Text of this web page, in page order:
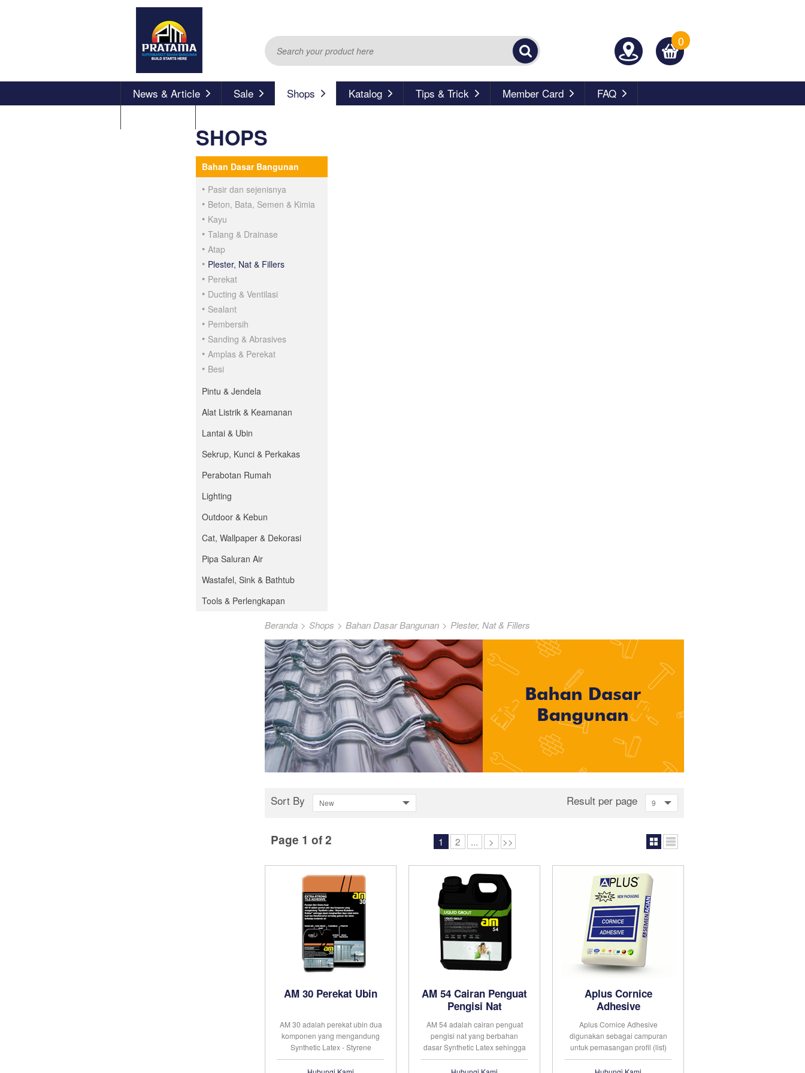
0
News & Article Sale Shops Katalog Tips & Trick Member Card
FAQ
SHOPS
Bahan Dasar Bangunan
Pasir dan sejenisnya
Beton, Bata, Semen & Kimia
Kayu
Talang & Drainase
Atap
Plester, Nat & Fillers
Perekat
Ducting & Ventilasi
Sealant
Pembersih
Sanding & Abrasives
Amplas & Perekat
Besi
Pintu & Jendela
Alat Listrik & Keamanan
Lantai & Ubin
Sekrup, Kunci & Perkakas
Perabotan Rumah
Lighting
Outdoor & Kebun
Cat, Wallpaper & Dekorasi
Pipa Saluran Air
Wastafel, Sink & Bathtub
Tools & Perlengkapan
Beranda > Shops > Bahan Dasar Bangunan > Plester, Nat & Fillers
Sort By New Result per page 9
Page 1 of 2 1 2 ... > >>
AM 30 Perekat Ubin
AM 30 adalah perekat ubin dua
komponen yang mengandung
Synthetic Latex - Styrene
Butadiene Rubber sehingga
dapat menghasilkan daya rekat
AM 54 Cairan Penguat
Pengisi Nat
AM 54 adalah cairan penguat
pengisi nat yang berbahan
dasar Synthetic Latex sehingga
pengisi nat lebih tahan terhadap
jamur dan lumut. Sangat baik
Aplus Cornice
Adhesive
Aplus Cornice Adhesive
digunakan sebagai campuran
untuk pemasangan profil (list)
gypsum di plafon Produk ini
hanya tersedia untuk pembelian